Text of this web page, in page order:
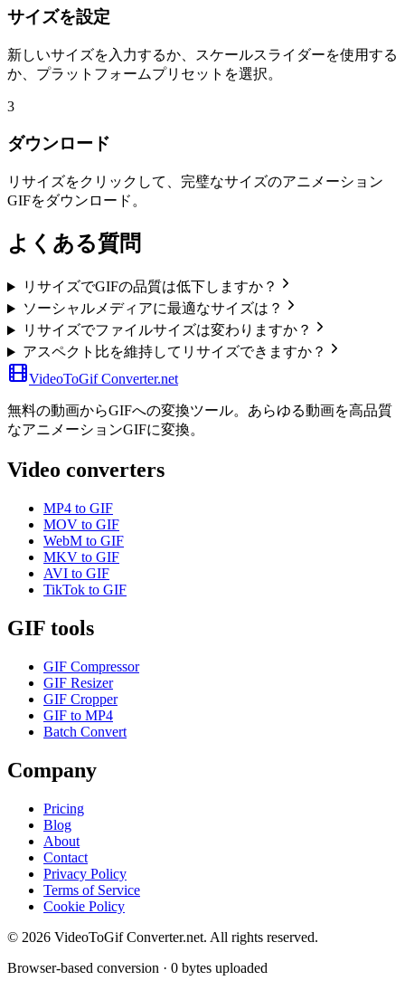
サイズを設定
新しいサイズを入力するか、スケールスライダーを使用する
か、プラットフォームプリセットを選択。
3
ダウンロード
リサイズをクリックして、完璧なサイズのアニメーション
GIFをダウンロード。
よくある質問
リサイズでGIFの品質は低下しますか？
ソーシャルメディアに最適なサイズは？
リサイズでファイルサイズは変わりますか？
アスペクト比を維持してリサイズできますか？
VideoToGif Converter.net
無料の動画からGIFへの変換ツール。あらゆる動画を高品質
なアニメーションGIFに変換。
Video converters
MP4 to GIF
MOV to GIF
WebM to GIF
MKV to GIF
AVI to GIF
TikTok to GIF
GIF tools
GIF Compressor
GIF Resizer
GIF Cropper
GIF to MP4
Batch Convert
Company
Pricing
Blog
About
Contact
Privacy Policy
Terms of Service
Cookie Policy
© 2026 VideoToGif Converter.net. All rights reserved.
Browser-based conversion · 0 bytes uploaded